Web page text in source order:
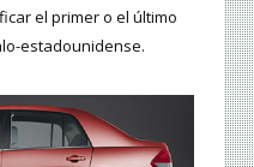
el primer o el último
estadounidense.